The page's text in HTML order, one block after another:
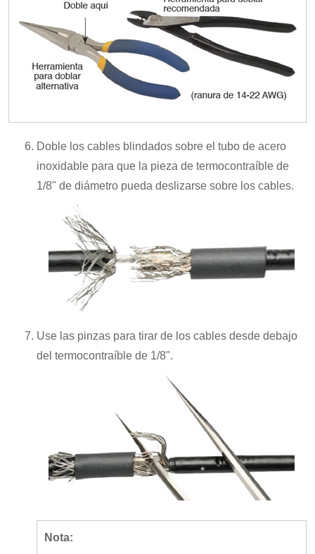
Doble los cables blindados sobre el tubo de acero
inoxidable para que la pieza de termocontraíble de
1/8" de diámetro pueda deslizarse sobre los cables.
Use las pinzas para tirar de los cables desde debajo
del termocontraíble de 1/8".
Nota: